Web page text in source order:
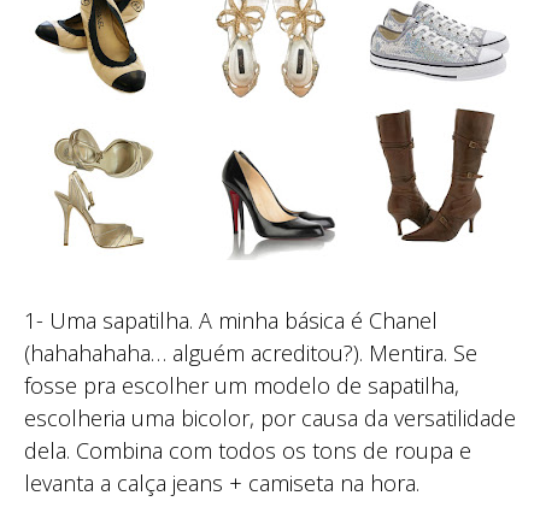
1- Uma sapatilha. A minha básica é Chanel
(hahahahaha… alguém acreditou?). Mentira. Se
fosse pra escolher um modelo de sapatilha,
escolheria uma bicolor, por causa da versatilidade
dela. Combina com todos os tons de roupa e
levanta a calça jeans + camiseta na hora.